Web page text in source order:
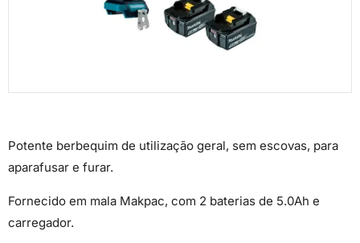
Potente berbequim de utilização geral, sem escovas, para
aparafusar e furar.
Fornecido em mala Makpac, com 2 baterias de 5.0Ah e
carregador.